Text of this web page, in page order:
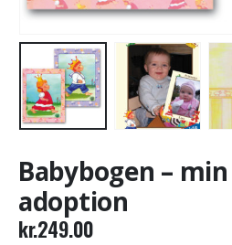
Babybogen –
adoption
kr.249.00